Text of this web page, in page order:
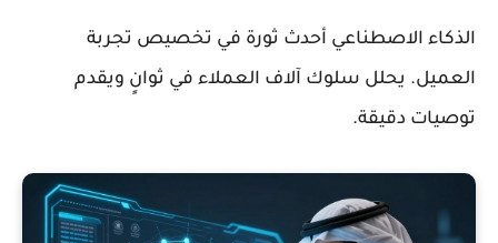
الذكاء الاصطناعي أحدث ثورة في تخصيص تجربة
العميل. يحلل سلوك آلاف العملاء في ثوانٍ ويقدم
توصيات دقيقة.